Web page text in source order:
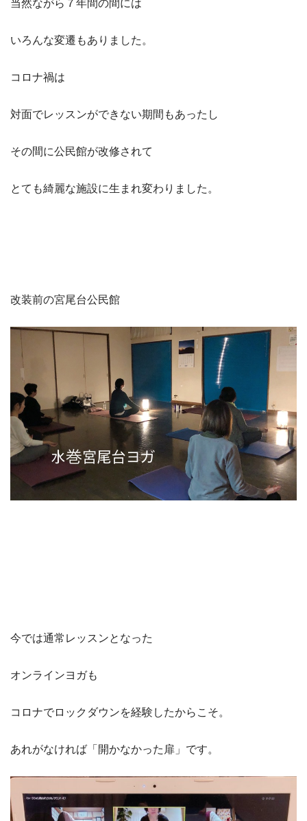
当然ながら７年間の間には
いろんな変遷もありました。
コロナ禍は
対面でレッスンができない期間もあったし
その間に公民館が改修されて
とても綺麗な施設に生まれ変わりました。
改装前の宮尾台公民館
今では通常レッスンとなった
オンラインヨガも
コロナでロックダウンを経験したからこそ。
あれがなければ「開かなかった扉」です。